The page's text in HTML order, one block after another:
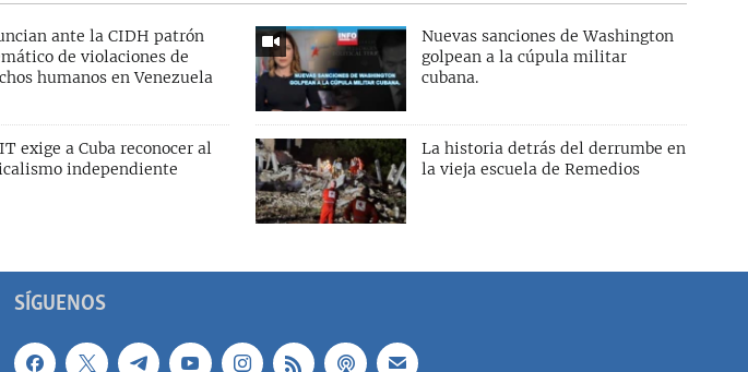
ante la CIDH patrón
de violaciones de
humanos en Venezuela
Nuevas sanciones de Washington
golpean a la cúpula militar
cubana.
exige a Cuba reconocer al
independiente
La historia detrás del derrumbe en
la vieja escuela de Remedios
SÍGUENOS